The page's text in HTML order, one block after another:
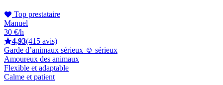
Top prestataire
Manuel
30 €/h
4,93(415 avis)
Garde d’animaux sérieux ☺️ sérieux
Amoureux des animaux
Flexible et adaptable
Calme et patient